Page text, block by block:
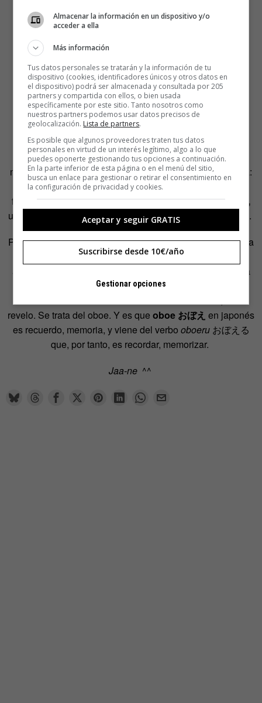
Chinchín, nuestra onomatopeya por excelencia para
brindar, en japonés hace alusión al órgano reproductor
masculino. Así que, si estás con japos y quieres brindar,
mejor recurrir asaludo simplemente hacerlo en su idioma:
kanpai. Y, por el contrario, también existe un término que,
fonéticamente, suena igual a uno nuestro:mankoまんこ ,
un coloquialismo para referirse al órgano genital femenino.
Para terminar con esta tanda —porque aún hay más—, una
palabra que melódicamente suena mucho mejor que las
anteriores. Digo melódicamente porque hace referencia a
un instrumento de la familia de viento madera que suele
revelo. Se trata del oboe. Y es que oboe おぼえ en japonés
es recuerdo, memoria, y viene del verbo oboeru おぼえる
que, por tanto, es recordar, memorizar.
Jaa-ne ^^
Almacenar la información en un dispositivo y/o
acceder a ella
Más información
Tus datos personales se tratarán y la información de tu
dispositivo (cookies, identificadores únicos y otros datos en
el dispositivo) podrá ser almacenada y consultada por 205
partners y compartida con ellos, o bien usada
específicamente por este sitio. Tanto nosotros como
nuestros partners podemos usar datos precisos de
geolocalización. Lista de partners.
Es posible que algunos proveedores traten tus datos
personales en virtud de un interés legítimo, algo a lo que
puedes oponerte gestionando tus opciones a continuación.
En la parte inferior de esta página o en el menú del sitio,
busca un enlace para gestionar o retirar el consentimiento en
la configuración de privacidad y cookies.
Aceptar y seguir GRATIS
Suscribirse desde 10€/año
Gestionar opciones